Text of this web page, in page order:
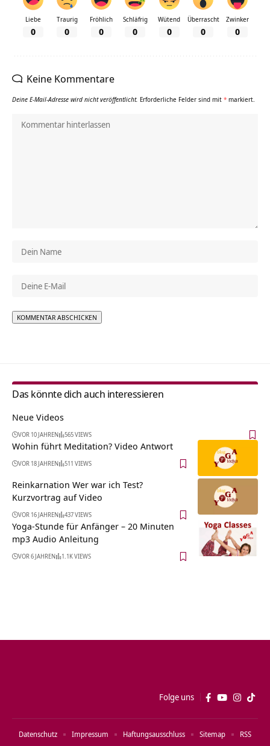
Liebe
0
Traurig
0
Fröhlich
0
Schläfrig
0
Wütend
0
Überrascht
0
Zwinker
0
Keine Kommentare
Deine E-Mail-Adresse wird nicht veröffentlicht. Erforderliche Felder sind mit * markiert.
Das könnte dich auch interessieren
Neue Videos
VOR 10 JAHREN 565 VIEWS
Wohin führt Meditation? Video Antwort
VOR 18 JAHREN 511 VIEWS
Reinkarnation Wer war ich Test?
Kurzvortrag auf Video
VOR 16 JAHREN 437 VIEWS
Yoga-Stunde für Anfänger – 20 Minuten
mp3 Audio Anleitung
VOR 6 JAHREN 1.1K VIEWS
Folge uns
Datenschutz Impressum Haftungsausschluss Sitemap RSS